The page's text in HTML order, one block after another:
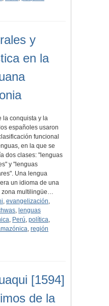
y
en la
la conquista y la
españoles usaron
funcional
en la que se
dos clases: "lenguas
y "lenguas
Una lengua
un idioma de una
zona multilingüe…
, evangelización,
, lenguas
, Perú, política,
, región
[1594]
de la